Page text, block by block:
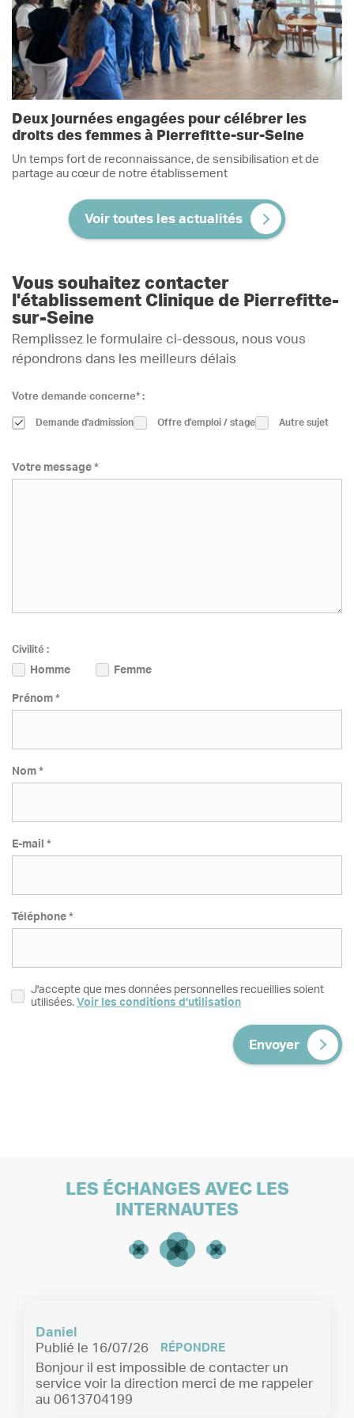
Deux journées engagées pour célébrer les
droits des femmes à Pierrefitte-sur-Seine
Un temps fort de reconnaissance, de sensibilisation et de
partage au cœur de notre établissement
Voir toutes les actualités
Vous souhaitez contacter
l'établissement Clinique de Pierrefitte-
sur-Seine
Remplissez le formulaire ci-dessous, nous vous
répondrons dans les meilleurs délais
Votre demande concerne* :
Demande d'admission Offre d’emploi / stage Autre sujet
Votre message *
Civilité :
Homme
Femme
Nom *
Prénom *
E-mail *
Téléphone *
J'accepte que mes données personnelles recueillies soient
utilisées. Voir les conditions d'utilisation
Envoyer
Pierrefitte-sur-Seine
Cliniques SMR
32 av Victor Hugo,Pierrefitte-sur-Seine,
LES ÉCHANGES AVEC LES
INTERNAUTES
Daniel
Publié le 16/07/26
RÉPONDRE
Bonjour il est impossible de contacter un
service voir la direction merci de me rappeler
au 0613704199